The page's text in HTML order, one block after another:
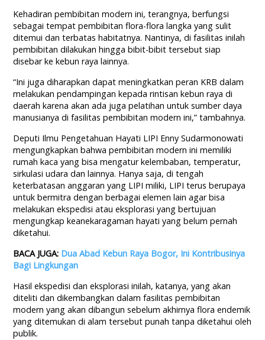
Kehadiran pembibitan modern ini, terangnya, berfungsi
sebagai tempat pembibitan flora-flora langka yang sulit
ditemui dan terbatas habitatnya. Nantinya, di fasilitas inilah
pembibitan dilakukan hingga bibit-bibit tersebut siap
disebar ke kebun raya lainnya.
“Ini juga diharapkan dapat meningkatkan peran KRB dalam
melakukan pendampingan kepada rintisan kebun raya di
daerah karena akan ada juga pelatihan untuk sumber daya
manusianya di fasilitas pembibitan modern ini,” tambahnya.
Deputi Ilmu Pengetahuan Hayati LIPI Enny Sudarmonowati
mengungkapkan bahwa pembibitan modern ini memiliki
rumah kaca yang bisa mengatur kelembaban, temperatur,
sirkulasi udara dan lainnya. Hanya saja, di tengah
keterbatasan anggaran yang LIPI miliki, LIPI terus berupaya
untuk bermitra dengan berbagai elemen lain agar bisa
melakukan ekspedisi atau eksplorasi yang bertujuan
mengungkap keanekaragaman hayati yang belum pernah
diketahui.
BACA JUGA: Dua Abad Kebun Raya Bogor, Ini Kontribusinya
Bagi Lingkungan
Hasil ekspedisi dan eksplorasi inilah, katanya, yang akan
diteliti dan dikembangkan dalam fasilitas pembibitan
modern yang akan dibangun sebelum akhirnya flora endemik
yang ditemukan di alam tersebut punah tanpa diketahui oleh
publik.